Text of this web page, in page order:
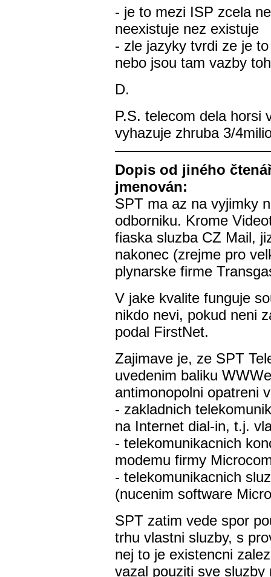
- je to mezi ISP zcela
neexistuje nez existuje
- zle jazyky tvrdi ze je
nebo jsou tam vazby
D.
P.S. telecom dela horsi
vyhazuje zhruba 3/
Dopis od jiného
jmenován:
SPT ma az na vyjimky
odborniku. Krome
fiaska sluzba CZ Mail,
nakonec (zrejme pro
plynarske firme
V jake kvalite funguje
nikdo nevi, pokud neni
podal FirstNet.
Zajimave je, ze SPT
uvedenim baliku
antimonopolni opatreni
- zakladnich
na Internet dial-in, t.j.
- telekomunikacnich
modemu firmy
- telekomunikacnich
(nucenim software
SPT zatim vede spor
trhu vlastni sluzby, s
nej to je existencni
vazal pouziti sve